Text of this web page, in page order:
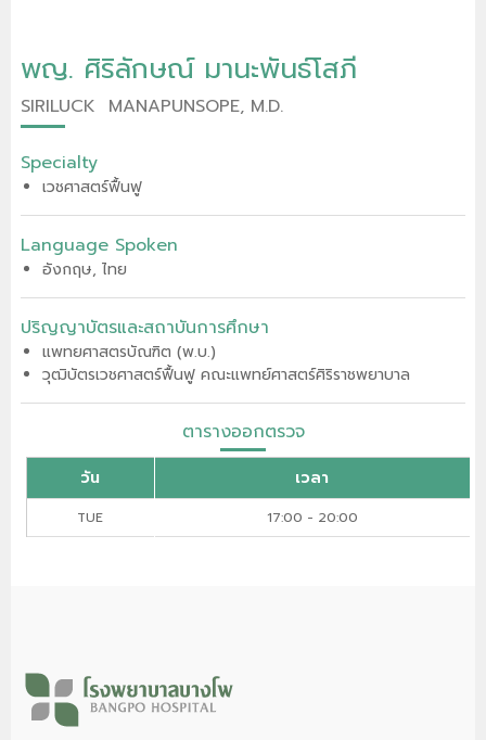
พญ. ศิริลักษณ์ มานะพันธ์โสภี
SIRILUCK MANAPUNSOPE, M.D.
Specialty
เวชศาสตร์ฟื้นฟู
Language Spoken
อังกฤษ, ไทย
ปริญญาบัตรและสถาบันการศึกษา
แพทยศาสตรบัณฑิต (พ.บ.)
วุฒิบัตรเวชศาสตร์ฟื้นฟู คณะแพทย์ศาสตร์ศิริราชพยาบาล
ตารางออกตรวจ
วัน เวลา
TUE 17:00 - 20:00